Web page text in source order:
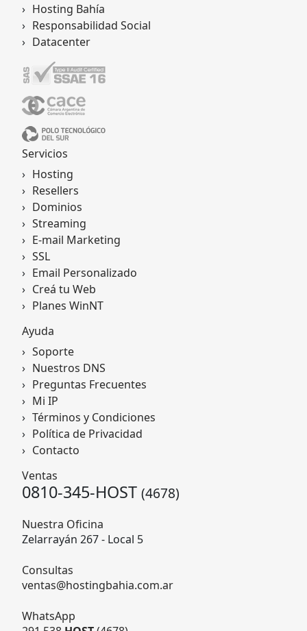
Hosting Bahía
Responsabilidad Social
Datacenter
Servicios
Hosting
Resellers
Dominios
Streaming
E-mail Marketing
SSL
Email Personalizado
Creá tu Web
Planes WinNT
Ayuda
Soporte
Nuestros DNS
Preguntas Frecuentes
Mi IP
Términos y Condiciones
Política de Privacidad
Contacto
Ventas
0810-345-HOST (4678)
Nuestra Oficina
Zelarrayán 267 - Local 5
Consultas
ventas@hostingbahia.com.ar
WhatsApp